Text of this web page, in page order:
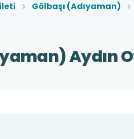
Gölbaşı (Adıyaman)
Aydın